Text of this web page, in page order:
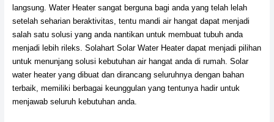
langsung. Water Heater sangat berguna bagi anda yang telah lelah
setelah seharian beraktivitas, tentu mandi air hangat dapat menjadi
salah satu solusi yang anda nantikan untuk membuat tubuh anda
menjadi lebih rileks. Solahart Solar Water Heater dapat menjadi pilihan
untuk menunjang solusi kebutuhan air hangat anda di rumah. Solar
water heater yang dibuat dan dirancang seluruhnya dengan bahan
terbaik, memiliki berbagai keunggulan yang tentunya hadir untuk
menjawab seluruh kebutuhan anda.